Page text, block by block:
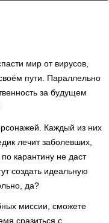
мир от вирусов,
пути. Параллельно
за будущем
Каждый из них
лечит заболевших,
карантину не даст
создать идеальную
да?
миссии, сможете
сразиться с